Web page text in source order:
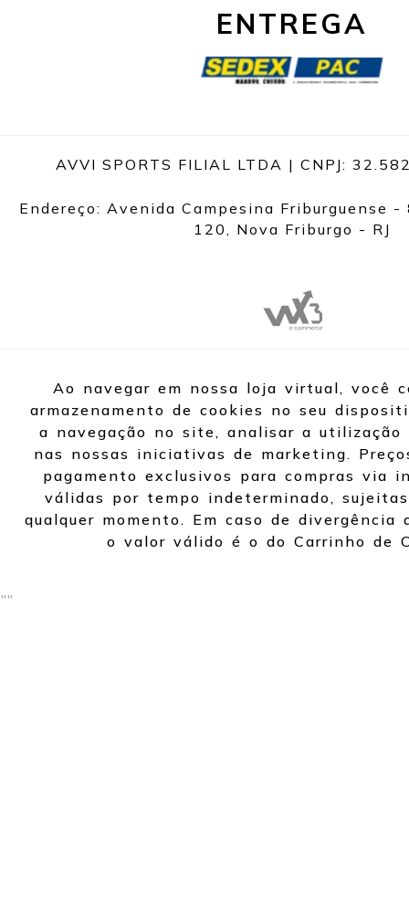
ENTREGA
AVVI SPORTS FILIAL LTDA | CNPJ:
Endereço: Avenida Campesina Friburguense
120, Nova Friburgo - RJ
Ao navegar em nossa loja virtual, você
armazenamento de cookies no seu
a navegação no site, analisar a
nas nossas iniciativas de marketing.
pagamento exclusivos para compras via
válidas por tempo indeterminado,
qualquer momento. Em caso de divergência
o valor válido é o do Carrinho de
""